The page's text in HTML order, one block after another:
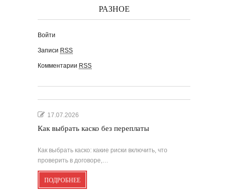
РАЗНОЕ
Войти
Записи RSS
Комментарии RSS
17.07.2026
Как выбрать каско без переплаты
Как выбрать каско: какие риски включить, что
проверить в договоре,…
ПОДРОБНЕЕ